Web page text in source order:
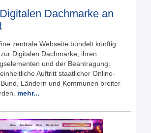
Dachmarke an
zentrale Webseite bündelt künftig
Digitalen Dachmarke, ihren
und der Beantragung.
Auftritt staatlicher Online-
Ländern und Kommunen breiter
mehr...